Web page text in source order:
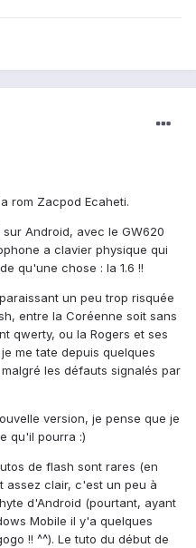
rom Zacpod Ecaheti.
Android, avec le GW620
a clavier physique qui
qu'une chose : la 1.6 !!
un peu trop risquée
entre la Coréenne soit sans
qwerty, ou la Rogers et ses
me tate depuis quelques
les défauts signalés par
version, je pense que je
qu'il pourra :)
de flash sont rares (en
assez clair, c'est un peu à
d'Android (pourtant, ayant
Mobile il y'a quelques
!! ^^). Le tuto du début de